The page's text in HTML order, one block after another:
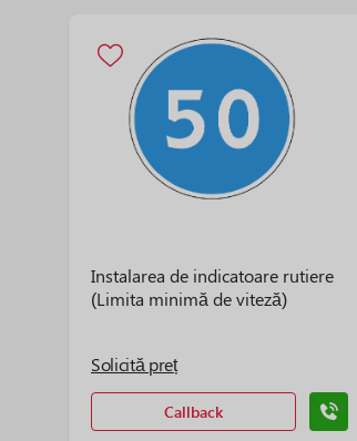
Instalarea de indicatoare rutiere
(Limita minimă de viteză)
Solicită preț
Callback